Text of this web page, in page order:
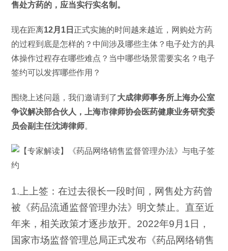
售处方药的，应当实行实名制。
现在距离12月1日 正式实施的时间越来越近，网购处方药
的过程到底是怎样的？中间涉及哪些主体？电子处方的具
体操作过程存在哪些难点？当中哪些场景需要实名？电子
签约可以发挥哪些作用？
围绕上述问题，我们邀请到了大成律师事务所上海办公室
争议解决部合伙人，上海市律师协会医药健康业务研究委
员会副主任沈涛律师。
1.上上签：在过去很长一段时间，网售处方药曾
被《药品流通监督管理办法》明文禁止。直至近
年来，相关政策才逐步放开。2022年9月1日，
国家市场监督管理总局正式发布《药品网络销售